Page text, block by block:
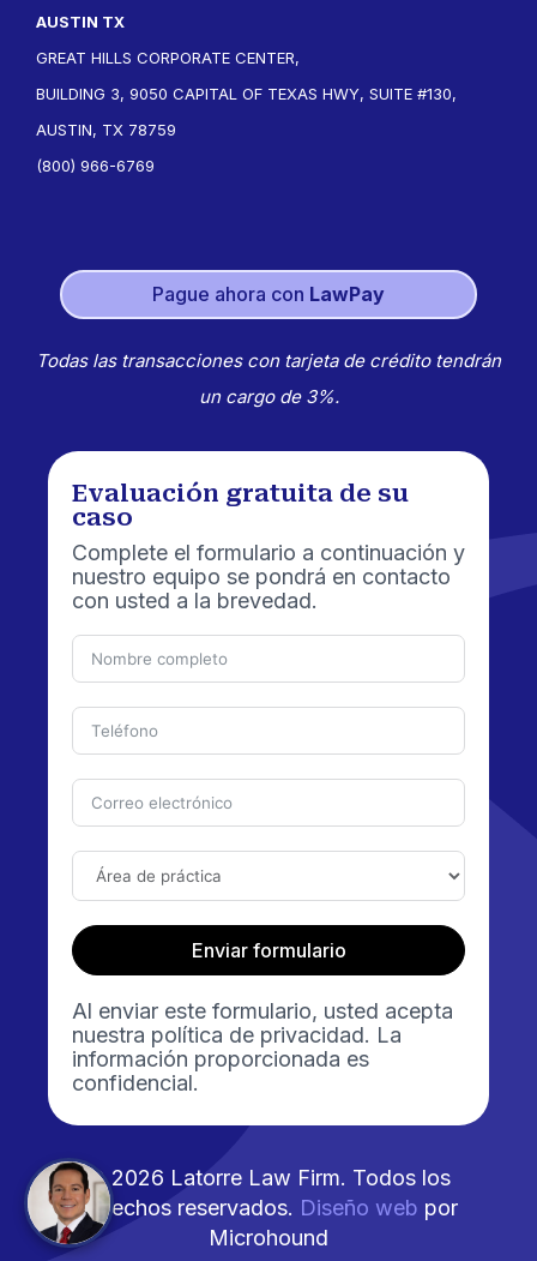
AUSTIN TX
GREAT HILLS CORPORATE CENTER,
BUILDING 3, 9050 CAPITAL OF TEXAS HWY, SUITE #130,
AUSTIN, TX 78759
(800) 966-6769
Pague ahora con LawPay
Todas las transacciones con tarjeta de crédito tendrán
un cargo de 3%.
Evaluación gratuita de su
caso
Complete el formulario a continuación y
nuestro equipo se pondrá en contacto
con usted a la brevedad.
Enviar formulario
Al enviar este formulario, usted acepta
nuestra política de privacidad. La
información proporcionada es
confidencial.
© 2026 Latorre Law Firm. Todos los
derechos reservados. Diseño web por
Microhound